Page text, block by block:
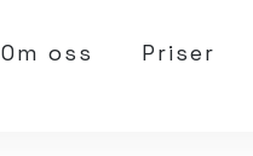
Om oss Priser